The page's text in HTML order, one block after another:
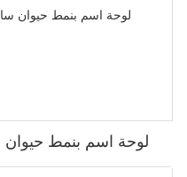
لوحة اسم بنمط